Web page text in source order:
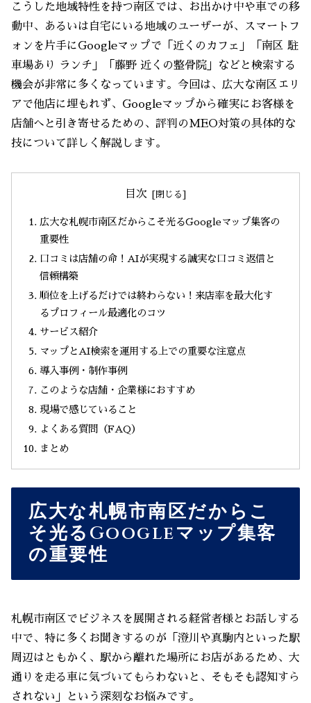
こうした地域特性を持つ南区では、お出かけ中や車での移
動中、あるいは自宅にいる地域のユーザーが、スマートフ
ォンを片手にGoogleマップで「近くのカフェ」「南区 駐
車場あり ランチ」「藤野 近くの整骨院」などと検索する
機会が非常に多くなっています。今回は、広大な南区エリ
アで他店に埋もれず、Googleマップから確実にお客様を
店舗へと引き寄せるための、評判のMEO対策の具体的な
技について詳しく解説します。
目次
広大な札幌市南区だからこそ光るGoogleマップ集客の
重要性
口コミは店舗の命！AIが実現する誠実な口コミ返信と
信頼構築
順位を上げるだけでは終わらない！来店率を最大化す
るプロフィール最適化のコツ
サービス紹介
マップとAI検索を運用する上での重要な注意点
導入事例・制作事例
このような店舗・企業様におすすめ
現場で感じていること
よくある質問（FAQ）
まとめ
広大な札幌市南区だからこ
そ光るGoogleマップ集客
の重要性
札幌市南区でビジネスを展開される経営者様とお話しする
中で、特に多くお聞きするのが「澄川や真駒内といった駅
周辺はともかく、駅から離れた場所にお店があるため、大
通りを走る車に気づいてもらわないと、そもそも認知すら
されない」という深刻なお悩みです。